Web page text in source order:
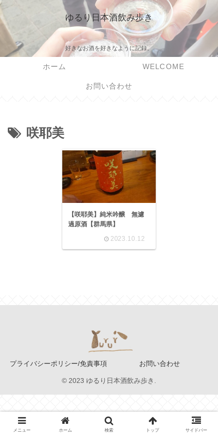
ゆるり日本酒飲み歩き
好きなお酒を好きなように記録。
ホーム WELCOME
お問い合わせ
咲耶美
【咲耶美】純米吟醸 無濾
過原酒【群馬県】
2023.10.12
プライバシーポリシー/免責事項 お問い合わせ
© 2023 ゆるり日本酒飲み歩き.
メニュー ホーム 検索 トップ サイドバー